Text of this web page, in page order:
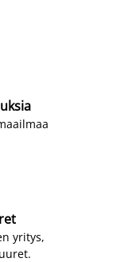
yritys,